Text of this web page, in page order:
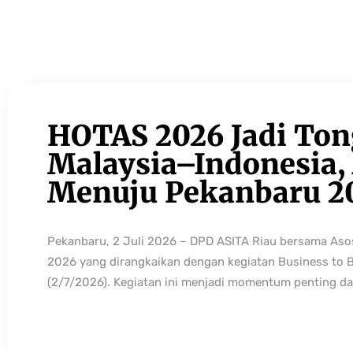
HOTAS 2026 Jadi
Menuju Pekanbaru
Pekanbaru, 2 Juli 2026 – DPD ASITA Riau bersama
2026 yang dirangkaikan dengan kegiatan Business to
(2/7/2026). Kegiatan ini menjadi momentum penting